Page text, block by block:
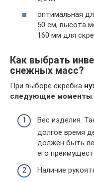
оптимальная
50 см, высота
160 мм для
Как выбрать
снежных масс?
При выборе скребка
следующие моменты:
Вес изделия.
долгое время
должен быть
его
Наличие